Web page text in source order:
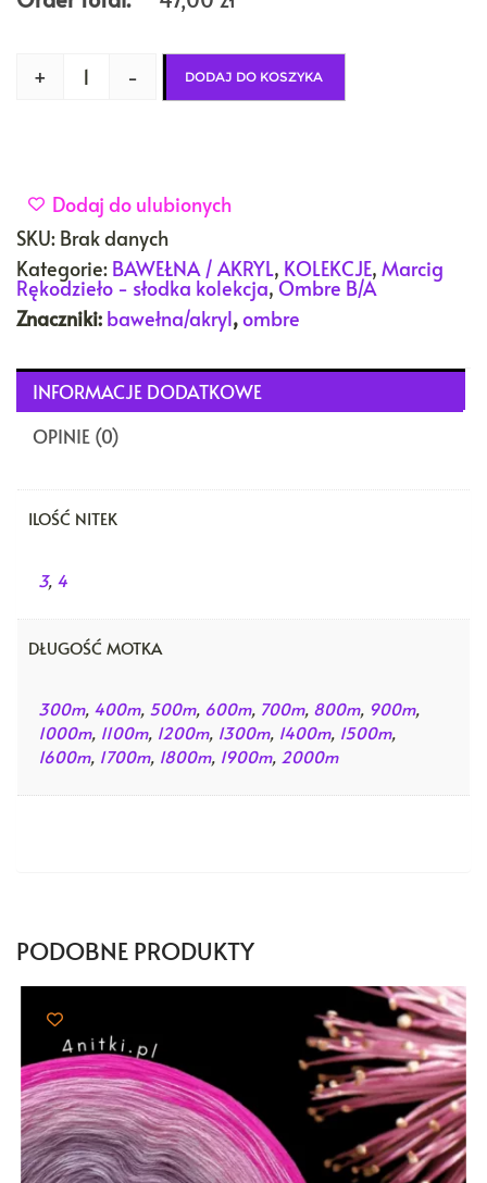
+ - DODAJ DO KOSZYKA
Dodaj do ulubionych
SKU: Brak danych
Kategorie: BAWEŁNA / AKRYL, KOLEKCJE, Marcig
Rękodzieło - słodka kolekcja,Ombre B/A
Znaczniki: bawełna/akryl,ombre
INFORMACJE DODATKOWE
OPINIE (0)
ILOŚĆ NITEK
3, 4
DŁUGOŚĆ MOTKA
300m, 400m, 500m, 600m, 700m, 800m, 900m,
1000m, 1100m, 1200m, 1300m, 1400m, 1500m,
1600m, 1700m, 1800m, 1900m, 2000m
PODOBNE PRODUKTY